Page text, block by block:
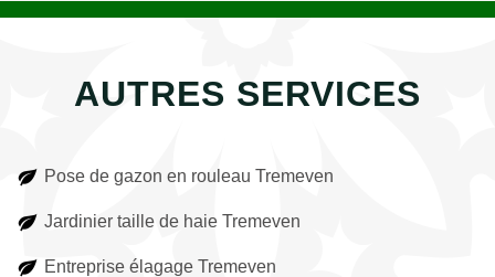
AUTRES SERVICES
Pose de gazon en rouleau Tremeven
Jardinier taille de haie Tremeven
Entreprise élagage Tremeven